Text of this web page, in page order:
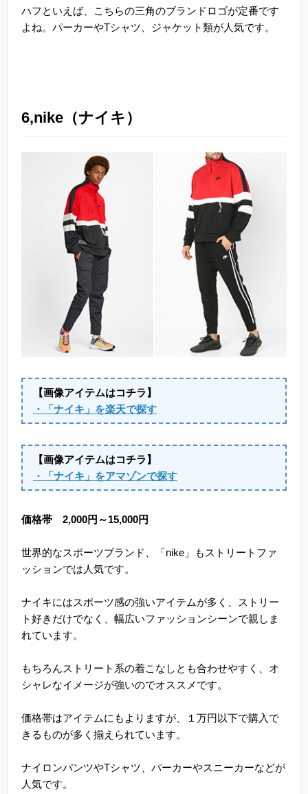
ハフといえば、こちらの三角のブランドロゴが定番です
よね。パーカーやTシャツ、ジャケット類が人気です。
6,nike（ナイキ）
【画像アイテムはコチラ】
・「ナイキ」を楽天で探す
【画像アイテムはコチラ】
・「ナイキ」をアマゾンで探す
価格帯 2,000円～15,000円
世界的なスポーツブランド、「nike」もストリートファ
ッションでは人気です。
ナイキにはスポーツ感の強いアイテムが多く、ストリー
ト好きだけでなく、幅広いファッションシーンで親しま
れています。
もちろんストリート系の着こなしとも合わせやすく、オ
シャレなイメージが強いのでオススメです。
価格帯はアイテムにもよりますが、１万円以下で購入で
きるものが多く揃えられています。
ナイロンパンツやTシャツ、パーカーやスニーカーなどが
人気です。